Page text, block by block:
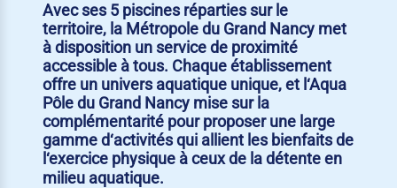
Avec ses 5 piscines réparties sur le
territoire, la Métropole du Grand Nancy met
à disposition un service de proximité
accessible à tous. Chaque établissement
offre un univers aquatique unique, et l‘Aqua
Pôle du Grand Nancy mise sur la
complémentarité pour proposer une large
gamme d‘activités qui allient les bienfaits de
l‘exercice physique à ceux de la détente en
milieu aquatique.